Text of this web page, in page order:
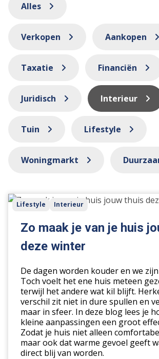
Alles
Verkopen Aankopen
Taxatie Financiën
Juridisch Interieur
Tuin Lifestyle
Woningmarkt
Zo
jouw
thuis
deze
winter
Lifestyle Interieur
Zo maak je van je huis
deze winter
De dagen worden kouder en we
Toch voelt het ene huis meteen
terwijl het andere wat kil blijft.
verschil zit niet in dure spullen en
maar in sfeer. In deze blog lees je
kleine aanpassingen een groot
Zodat je huis niet alleen
maar ook dat warme gevoel geeft
direct blij van worden.